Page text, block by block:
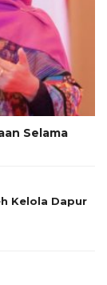
Selama
Kelola Dapur